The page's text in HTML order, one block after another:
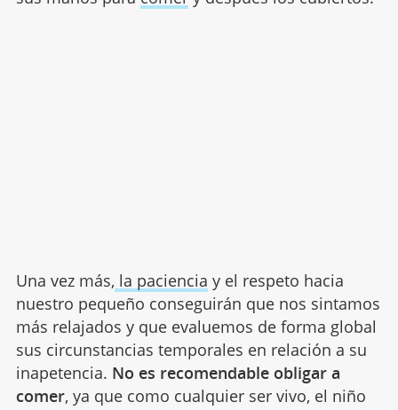
Una vez más, la paciencia y el respeto hacia
nuestro pequeño conseguirán que nos sintamos
más relajados y que evaluemos de forma global
sus circunstancias temporales en relación a su
inapetencia. No es recomendable obligar a
comer, ya que como cualquier ser vivo, el niño